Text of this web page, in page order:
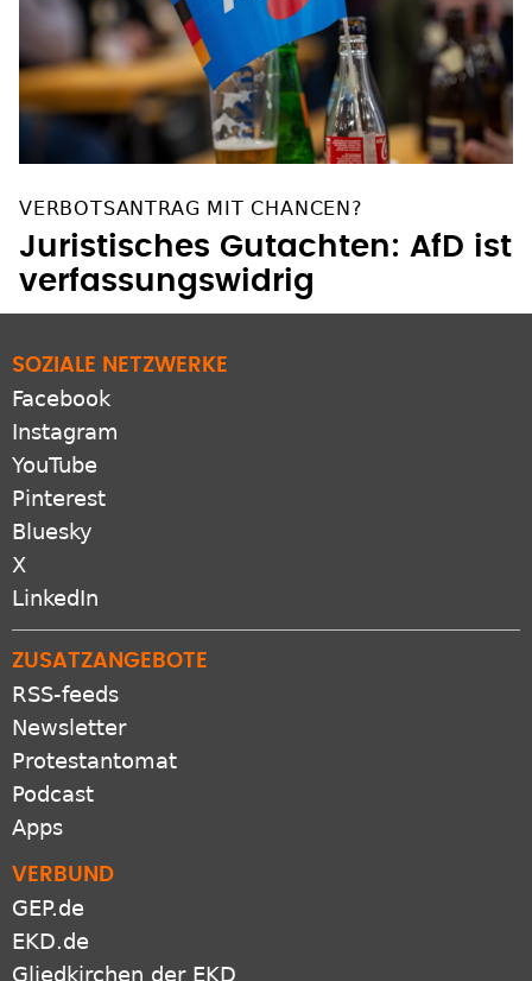
VERBOTSANTRAG MIT CHANCEN?
Juristisches Gutachten: AfD ist
verfassungswidrig
SOZIALE NETZWERKE
Facebook
Instagram
YouTube
Pinterest
Bluesky
X
LinkedIn
ZUSATZANGEBOTE
RSS-feeds
Newsletter
Protestantomat
Podcast
Apps
VERBUND
GEP.de
EKD.de
Gliedkirchen der EKD